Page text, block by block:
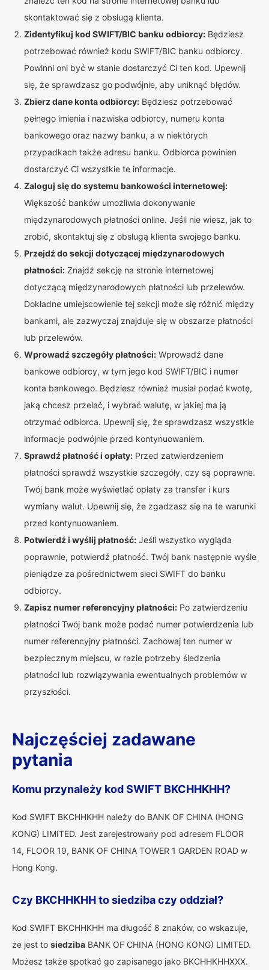
skontaktować się z obsługą klienta.
Zidentyfikuj kod SWIFT/BIC banku odbiorcy: Będziesz
potrzebować również kodu SWIFT/BIC banku odbiorcy.
Powinni oni być w stanie dostarczyć Ci ten kod. Upewnij
się, że sprawdzasz go podwójnie, aby uniknąć błędów.
Zbierz dane konta odbiorcy: Będziesz potrzebować
pełnego imienia i nazwiska odbiorcy, numeru konta
bankowego oraz nazwy banku, a w niektórych
przypadkach także adresu banku. Odbiorca powinien
dostarczyć Ci wszystkie te informacje.
Zaloguj się do systemu bankowości internetowej:
Większość banków umożliwia dokonywanie
międzynarodowych płatności online. Jeśli nie wiesz, jak to
zrobić, skontaktuj się z obsługą klienta swojego banku.
Przejdź do sekcji dotyczącej międzynarodowych
płatności: Znajdź sekcję na stronie internetowej
dotyczącą międzynarodowych płatności lub przelewów.
Dokładne umiejscowienie tej sekcji może się różnić między
bankami, ale zazwyczaj znajduje się w obszarze płatności
lub przelewów.
Wprowadź szczegóły płatności: Wprowadź dane
bankowe odbiorcy, w tym jego kod SWIFT/BIC i numer
konta bankowego. Będziesz również musiał podać kwotę,
jaką chcesz przelać, i wybrać walutę, w jakiej ma ją
otrzymać odbiorca. Upewnij się, że sprawdzasz wszystkie
informacje podwójnie przed kontynuowaniem.
Sprawdź płatność i opłaty: Przed zatwierdzeniem
płatności sprawdź wszystkie szczegóły, czy są poprawne.
Twój bank może wyświetlać opłaty za transfer i kurs
wymiany walut. Upewnij się, że zgadzasz się na te warunki
przed kontynuowaniem.
Potwierdź i wyślij płatność: Jeśli wszystko wygląda
poprawnie, potwierdź płatność. Twój bank następnie wyśle
pieniądze za pośrednictwem sieci SWIFT do banku
odbiorcy.
Zapisz numer referencyjny płatności: Po zatwierdzeniu
płatności Twój bank może podać numer potwierdzenia lub
numer referencyjny płatności. Zachowaj ten numer w
bezpiecznym miejscu, w razie potrzeby śledzenia
płatności lub rozwiązywania ewentualnych problemów w
przyszłości.
Najczęściej zadawane
pytania
Komu przynależy kod SWIFT BKCHHKHH?
Kod SWIFT BKCHHKHH należy do BANK OF CHINA (HONG
KONG) LIMITED. Jest zarejestrowany pod adresem FLOOR
14, FLOOR 19, BANK OF CHINA TOWER 1 GARDEN ROAD w
Hong Kong.
Czy BKCHHKHH to siedziba czy oddział?
Kod SWIFT BKCHHKHH ma długość 8 znaków, co wskazuje,
że jest to siedziba BANK OF CHINA (HONG KONG) LIMITED.
Możesz także spotkać go zapisanego jako BKCHHKHHXXX.